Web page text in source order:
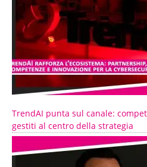
TrendAI punta sul canale:
gestiti al centro della strategia